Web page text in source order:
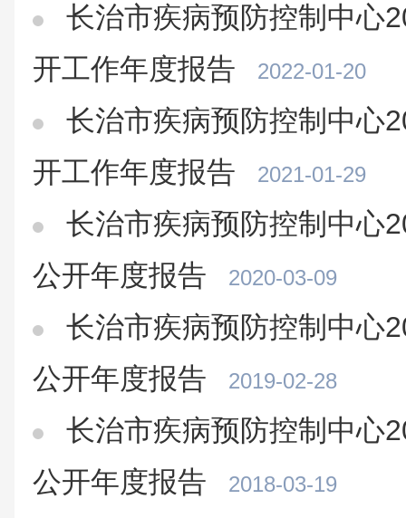
长治市疾病预防控制中心
开工作年度报告
2022-01-20
长治市疾病预防控制中心
开工作年度报告
2021-01-29
长治市疾病预防控制中心
公开年度报告
2020-03-09
长治市疾病预防控制中心
公开年度报告
2019-02-28
长治市疾病预防控制中心
公开年度报告
2018-03-19